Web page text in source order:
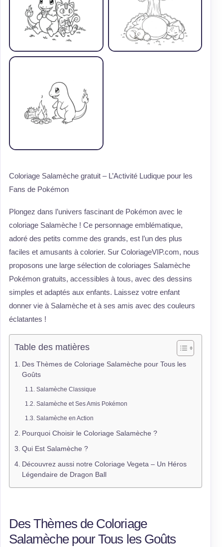
Coloriage Salamèche gratuit – L’Activité Ludique pour les
Fans de Pokémon
Plongez dans l’univers fascinant de Pokémon avec le
coloriage Salamèche ! Ce personnage emblématique,
adoré des petits comme des grands, est l’un des plus
faciles et amusants à colorier. Sur ColoriageVIP.com, nous
proposons une large sélection de coloriages Salamèche
Pokémon gratuits, accessibles à tous, avec des dessins
simples et adaptés aux enfants. Laissez votre enfant
donner vie à Salamèche et à ses amis avec des couleurs
éclatantes !
Table des matières
Des Thèmes de Coloriage Salamèche pour Tous les
Goûts
Salamèche Classique
Salamèche et Ses Amis Pokémon
Salamèche en Action
Pourquoi Choisir le Coloriage Salamèche ?
Qui Est Salamèche ?
Découvrez aussi notre Coloriage Vegeta – Un Héros
Légendaire de Dragon Ball
Des Thèmes de Coloriage
Salamèche pour Tous les Goûts